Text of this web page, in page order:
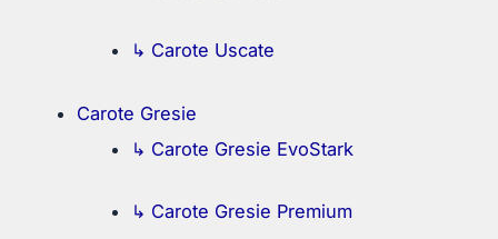
↳ Carote Uscate
Carote Gresie
↳ Carote Gresie EvoStark
↳ Carote Gresie Premium